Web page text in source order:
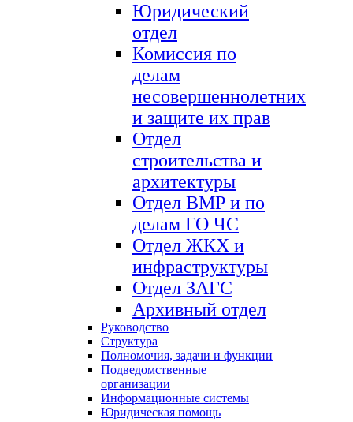
Юридический
отдел
Комиссия по
делам
несовершеннолетних
и защите их прав
Отдел
строительства и
архитектуры
Отдел ВМР и по
делам ГО ЧС
Отдел ЖКХ и
инфраструктуры
Отдел ЗАГС
Архивный отдел
Руководство
Структура
Полномочия, задачи и функции
Подведомственные
организации
Информационные системы
Юридическая помощь